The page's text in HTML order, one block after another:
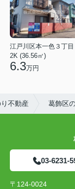
江戸川区本一色３丁目
2K (36.56㎡)
6.3万円
不動産 葛飾区
03-6231-
〒124-0024